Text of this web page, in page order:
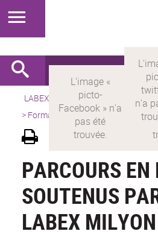
LABEX > LABEX MILYON Version
> Formations> Parcours en Master
PARCOURS
SOUTENUS
LABEX MILYON